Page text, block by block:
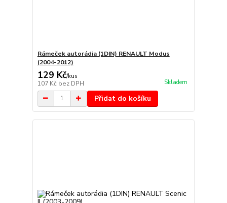
Rámeček autorádia (1DIN) RENAULT Modus
(2004-2012)
129 Kč/kus
107 Kč bez DPH Skladem
Přidat do košíku